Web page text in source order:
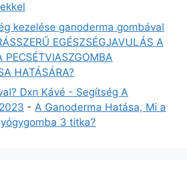
kezelése ganoderma gombával
EGÉSZSÉGJAVULÁS A
PECSÉTVIASZGOMBA
HATÁSÁRA?
Dxn Kávé - Segítség A
- A Ganoderma Hatása, Mi a
3 titka?